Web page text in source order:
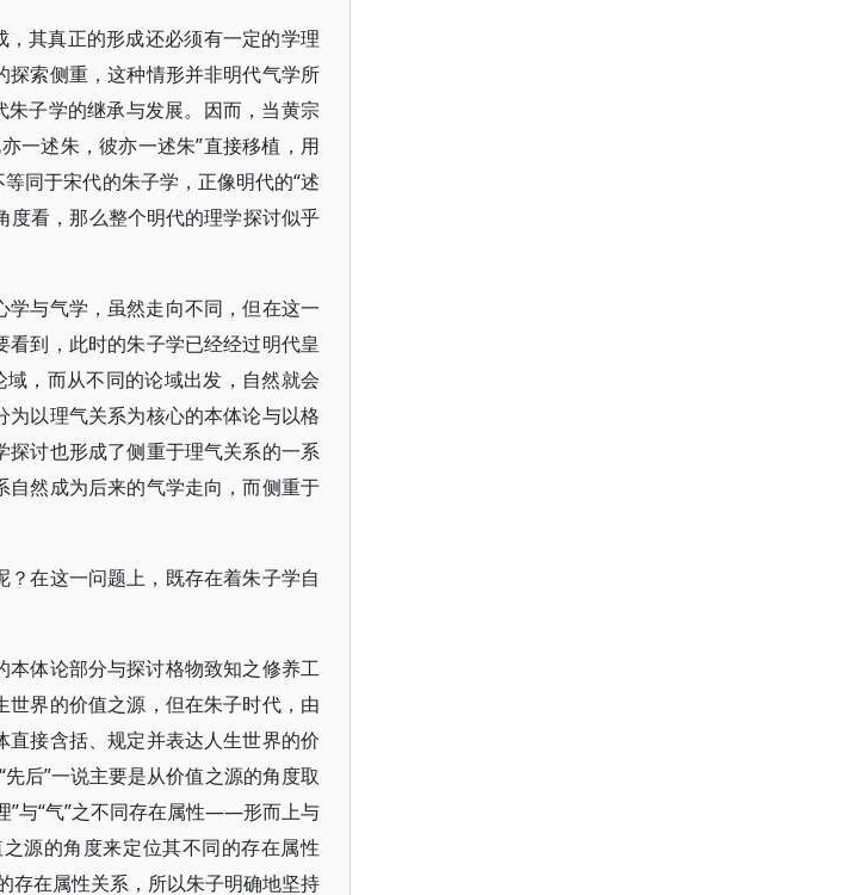
其真正的形成还必须有一定的学理
索侧重，这种情形并非明代气学所
子学的继承与发展。因而，当黄宗
一述朱，彼亦一述朱”直接移植，用
同于宋代的朱子学，正像明代的“述
度看，那么整个明代的理学探讨似乎
与气学，虽然走向不同，但在这一
到，此时的朱子学已经经过明代皇
，而从不同的论域出发，自然就会
以理气关系为核心的本体论与以格
讨也形成了侧重于理气关系的一系
然成为后来的气学走向，而侧重于
在这一问题上，既存在着朱子学自
体论部分与探讨格物致知之修养工
界的价值之源，但在朱子时代，由
接含括、规定并表达人生世界的价
后”一说主要是从价值之源的角度取
”与“气”之不同存在属性——形而上与
源的角度来定位其不同的存在属性
存在属性关系，所以朱子明确地坚持